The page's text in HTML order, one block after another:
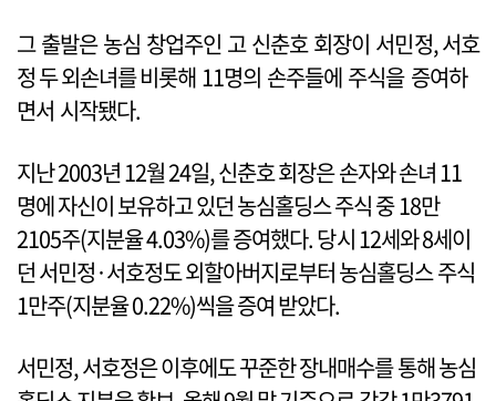
그 출발은 농심 창업주인 고 신춘호 회장이 서민정, 서호
정 두 외손녀를 비롯해 11명의 손주들에 주식을 증여하
면서 시작됐다.
지난 2003년 12월 24일, 신춘호 회장은 손자와 손녀 11
명에 자신이 보유하고 있던 농심홀딩스 주식 중 18만
2105주(지분율 4.03%)를 증여했다. 당시 12세와 8세이
던 서민정·서호정도 외할아버지로부터 농심홀딩스 주식
1만주(지분율 0.22%)씩을 증여 받았다.
서민정, 서호정은 이후에도 꾸준한 장내매수를 통해 농심